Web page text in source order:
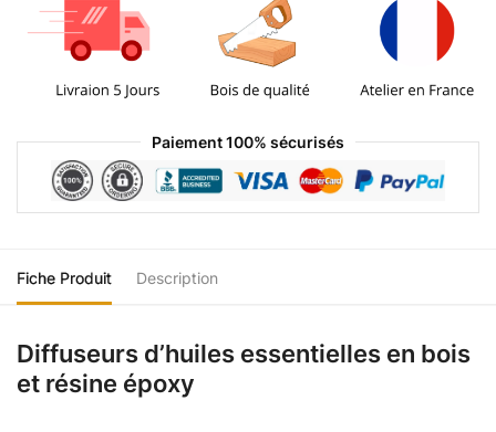
Paiement 100% sécurisés
Fiche Produit Description
Diffuseurs d’huiles essentielles en bois
et résine époxy